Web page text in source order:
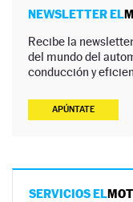
NEWSLETTER EL
Recibe la
del mundo del
conducción y
APÚNTATE
SERVICIOS EL